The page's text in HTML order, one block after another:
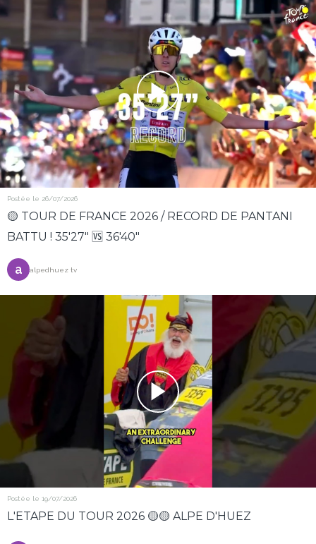
Postée le 26/07/2026
🟡 TOUR DE FRANCE 2026 / RECORD DE PANTANI
BATTU ! 35'27" 🆚 36'40"
a alpedhuez tv
Postée le 19/07/2026
L'ETAPE DU TOUR 2026 🟡🟡 ALPE D'HUEZ